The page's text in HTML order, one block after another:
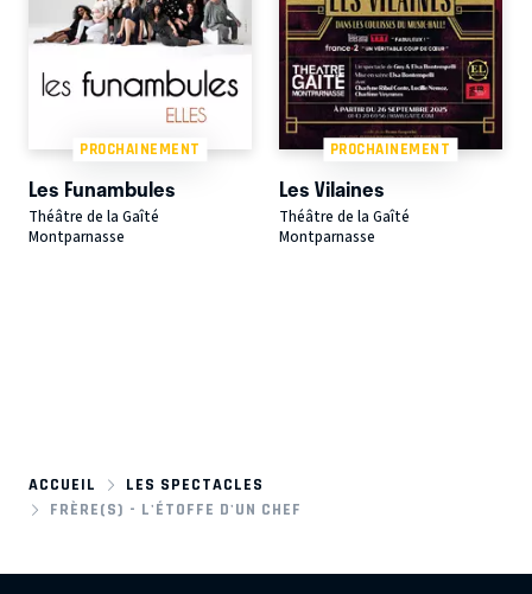
PROCHAINEMENT
Les Funambules
Théâtre de la Gaîté
Montparnasse
PROCHAINEMENT
Les Vilaines
Théâtre de la Gaîté
Montparnasse
ACCUEIL
LES SPECTACLES
FRÈRE(S) - L'ÉTOFFE D'UN CHEF